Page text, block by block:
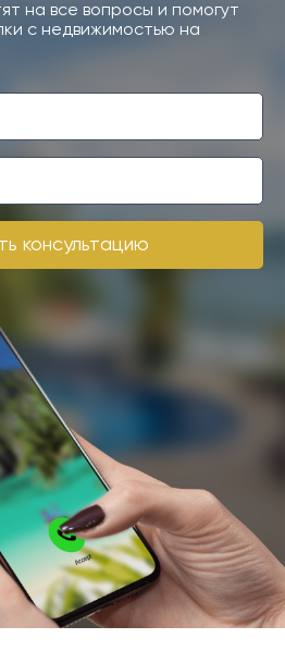
на все вопросы и помогут
с недвижимостью на
консультацию